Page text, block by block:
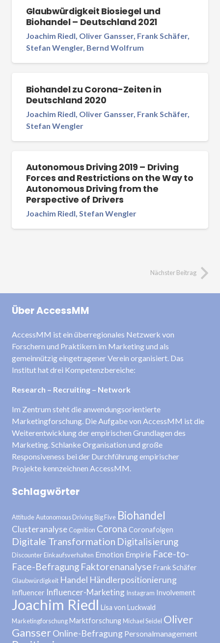
Glaubwürdigkeit Biosiegel und
Biohandel – Deutschland 2021
Joachim Riedl, Oliver Gansser, Frank Schäfer,
Stefan Wengler, Bernd Wolfrum
Biohandel zu Corona-Zeiten in
Deutschland 2020
Joachim Riedl, Oliver Gansser, Frank Schäfer,
Stefan Wengler
Autonomous Driving 2019 – Driving
Forces and Restrictions on the Way to
Autonomous Driving from the
Perspective of Drivers
Joachim Riedl, Stefan Wengler
Nächster Beitrag
Über AccessMM
AccessMM ist ein überregionales Netzwerk von
Forschern und Praktikern im Marketing und als
gemeinnützig eingetragener Verein organisiert. Das
Institut hat drei Kompetenzbereiche:
Research – Recruiting – Network
Im Zentrum steht die anwendungsorientierte
Marketingforschung. Die Aufgabe von AccessMM ist die
Weiterentwicklung der empirischen Grundlagen des
Marketing. Schlanke Organisation und große
Responsiveness bei der Durchführung empirischer
Projekte kennzeichnen AccessMM.
Schlagwörter
AttitudeAutonomous Driving Big Five Biohandel
Clusteranalyse Cognition Corona Coronafolgen
Digitale Transformation Digitalisierung
Discounter Einkaufsverhalten Emotion Empirie Face-to-
Face-Befragung Faktorenanalyse Frank Schäfer
Glaubwürdigkeit Handel Händlerpositionierung
Influencer Influencer-Marketing Instagram Involvement
Joachim Riedl Lisa von Luckwald
MarketingforschungMarktforschung Michael Seidel Oliver
GansserOnline-Befragung Personalmanagement